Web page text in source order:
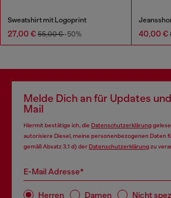
Sweatshirt mit Logoprint
27,00 € 55,00 €-50% 40,00 €
Melde Dich an für Updates
Mail
Hiermit bestätige ich, die Datenschutzerklärung
autorisiere Diesel, meine personenbezogenen Daten
gemäß Absatz 3.1 d) derDatenschutzerklärungzu
E-Mail Adresse*
Herren Damen Nicht